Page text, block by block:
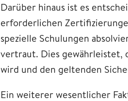
Darüber hinaus ist es
erforderlichen
spezielle Schulungen
vertraut. Dies gewährleistet,
wird und den geltenden
Ein weiterer wesentlicher